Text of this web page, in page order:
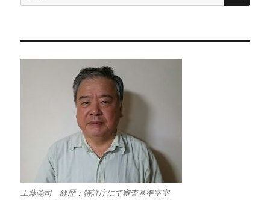
索:
工藤莞司 経歴：特許庁にて審査基準室室